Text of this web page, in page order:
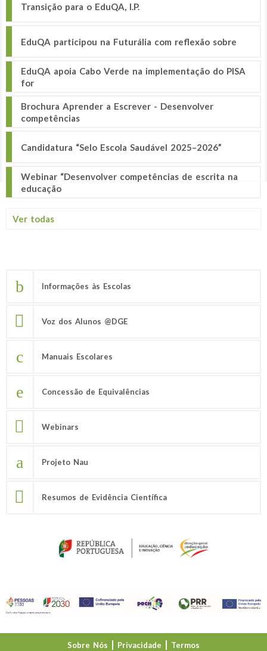
Transição para o EduQA, I.P.
EduQA participou na Futurália com reflexão sobre
EduQA apoia Cabo Verde na implementação do PISA
for
Brochura Aprender a Escrever - Desenvolver
competências
Candidatura “Selo Escola Saudável 2025–2026”
Webinar “Desenvolver competências de escrita na
educação
Ver todas
Informações às Escolas
Voz dos Alunos @DGE
Manuais Escolares
Concessão de Equivalências
Webinars
Projeto Nau
Resumos de Evidência Científica
Sobre Nós Privacidade Termos